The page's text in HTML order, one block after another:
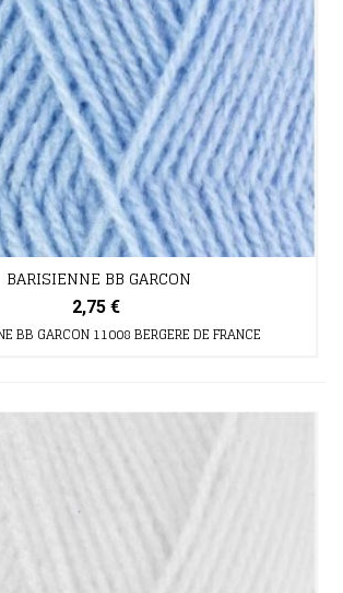
BARISIENNE BB GARCON
2,75 €
BB GARCON 11008 BERGERE DE FRANCE